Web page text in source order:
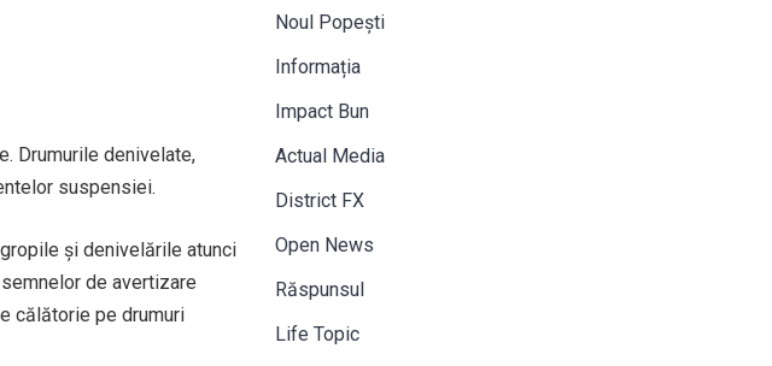
Drumurile denivelate,
suspensiei.
și denivelările atunci
de avertizare
călătorie pe drumuri
Noul Popești
Informația
Impact Bun
Actual Media
District FX
Open News
Răspunsul
Life Topic